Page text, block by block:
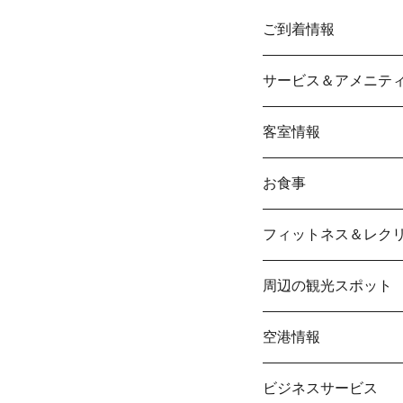
ご到着情報
サービス＆アメニティ
客室情報
お食事
フィットネス＆レク
周辺の観光スポット
空港情報
ビジネスサービス